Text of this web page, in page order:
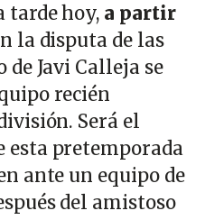
tarde hoy, a partir
la disputa de las
Javi Calleja se
recién
Será el
esta pretemporada
ante un equipo de
del amistoso